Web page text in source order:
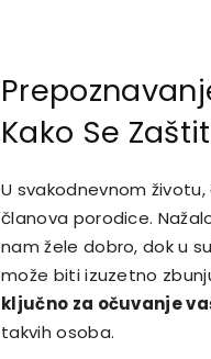
Kako Se
U svakodnevnom
članova porodice.
nam žele dobro, dok u
može biti izuzetno
ključno za očuvanje
takvih osoba.